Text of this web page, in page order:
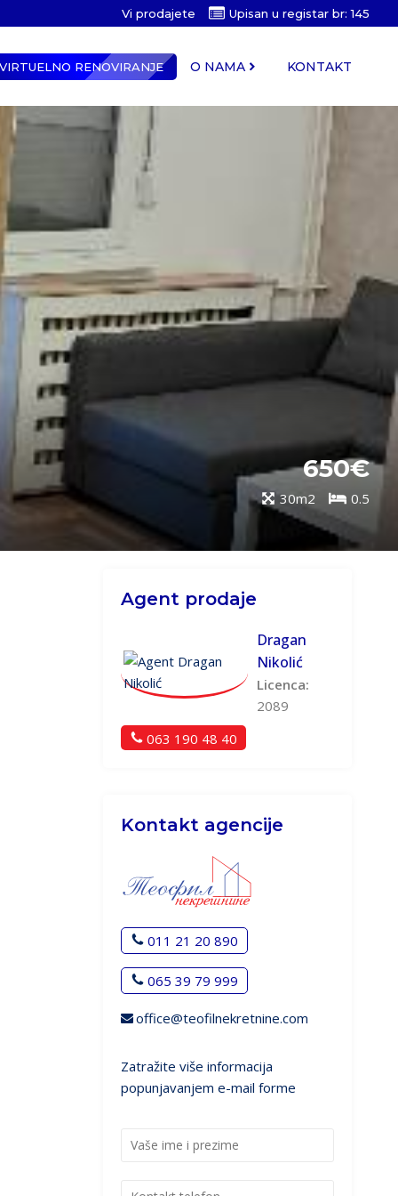
Vi prodajete Upisan u registar br: 145
VIRTUELNO RENOVIRANJE O NAMA KONTAKT
650€
30m2 0.5
Agent prodaje
Dragan
Nikolić
Licenca:
2089
063 190 48 40
Kontakt agencije
011 21 20 890
065 39 79 999
office@teofilnekretnine.com
Zatražite više informacija
popunjavanjem e-mail forme
m